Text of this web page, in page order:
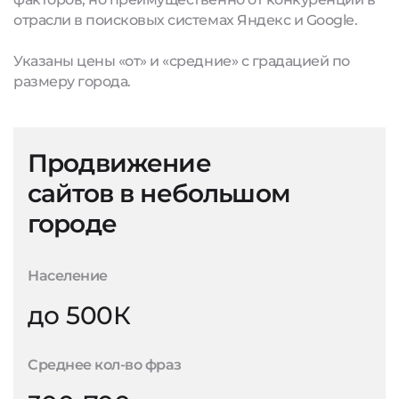
отрасли в поисковых системах Яндекс и Google.
Указаны цены «от» и «средние» с градацией по
размеру города.
Продвижение
сайтов в небольшом
городе
Население
до 500К
Среднее кол-во фраз